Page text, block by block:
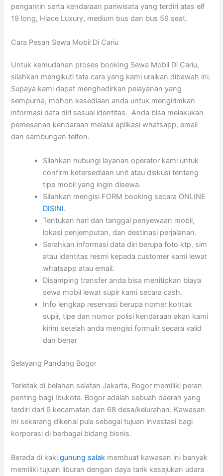
pengantin serta kendaraan pariwisata yang terdiri atas elf
19 long, Hiace Luxury, medium bus dan bus 59 seat.
Cara Pesan Sewa Mobil Di Cariu
Untuk kemudahan proses booking Sewa Mobil Di Cariu,
silahkan mengikuti tata cara yang kami uraikan dibawah ini.
Supaya kami dapat menghadirkan pelayanan yang
sempurna, mohon kesediaan anda untuk mengirimkan
informasi data diri sesuai identitas. Anda bisa melakukan
pemesanan kendaraan melalui aplikasi whatsapp, email
dan sambungan telfon.
Silahkan hubungi layanan operator kami untuk
confirm ketersediaan unit atau diskusi tentang
tipe mobil yang ingin disewa.
Silahkan mengisi FORM booking secara ONLINE
DISINI.
Tentukan hari dan tanggal penyewaan mobil,
lokasi penjemputan, dan destinasi perjalanan.
Serahkan informasi data diri berupa foto ktp, sim
atau identitas resmi kepada customer kami lewat
whatsapp atau email.
Disamping transfer anda bisa menitipkan biaya
sewa mobil lewat supir kami secara cash.
Info lengkap reservasi berupa nomer kontak
supir, tipe dan nomor polisi kendaraan akan kami
kirim setelah anda mengisi formulir secara valid
dan benar
Selayang Pandang Bogor
Terletak di belahan selatan Jakarta, Bogor memiliki peran
penting bagi Ibukota. Bogor adalah sebuah daerah yang
terdiri dari 6 kecamatan dan 68 desa/kelurahan. Kawasan
ini sekarang dikenal pula sebagai tujuan investasi bagi
korporasi di berbagai bidang bisnis.
Berada di kakigunung salak membuat kawasan ini banyak
memiliki tujuan liburan dengan daya tarik kesejukan udara